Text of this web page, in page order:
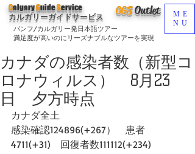
CGSOutlet
バンフ/カルガリー発日本語ツアー
満足度が高いのにリーズナブルなツアーを実現
CalgaryGuideService
カルガリーガイドサービス
ME
NU
カナダの感染者数（新型コ
ロナウィルス） 8月23
日 夕方時点
カナダ全土
感染確認124896(+267）　患者
4711(+31)　回復者数111112(+234)